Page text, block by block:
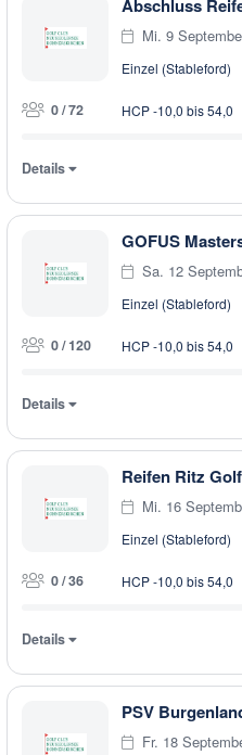
Mi. 9
Einzel (Stableford)
0 / 72 HCP -10,0 bis 54,0
Details
GOFUS
Sa. 12
Einzel (Stableford)
0 / 120 HCP -10,0 bis 54,0
Details
Reifen Ritz
Mi. 16
Einzel (Stableford)
0 / 36 HCP -10,0 bis 54,0
Details
Fr. 18